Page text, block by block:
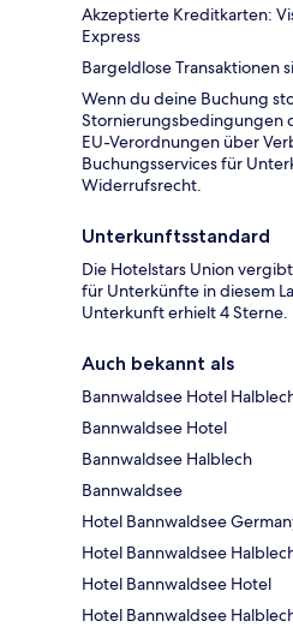
Akzeptierte Kreditkarten:
Express
Bargeldlose Transaktionen
Wenn du deine Buchung
Stornierungsbedingungen
EU-Verordnungen über
Buchungsservices für
Widerrufsrecht.
Unterkunftsstandard
Die Hotelstars Union
für Unterkünfte in diesem
Unterkunft erhielt 4 Sterne.
Auch bekannt als
Bannwaldsee Hotel
Bannwaldsee Hotel
Bannwaldsee Halblech
Bannwaldsee
Hotel Bannwaldsee
Hotel Bannwaldsee
Hotel Bannwaldsee Hotel
Hotel Bannwaldsee